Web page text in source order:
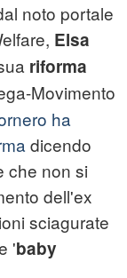
noto portale
Elsa
riforma
Movimento
ha
dicendo
che non si
dell'ex
sciagurate
'baby